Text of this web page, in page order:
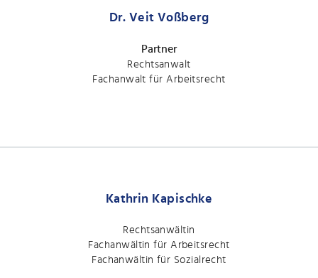
Dr. Veit Voßberg
Partner
Rechtsanwalt
Fachanwalt für Arbeitsrecht
Kathrin Kapischke
Rechtsanwältin
Fachanwältin für Arbeitsrecht
Fachanwältin für Sozialrecht